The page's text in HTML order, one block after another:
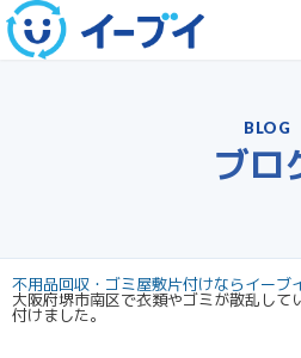
BLOG
ブロ
不用品回収・ゴミ屋敷片付けならイーブ
大阪府堺市南区で衣類やゴミが散乱して
付けました。